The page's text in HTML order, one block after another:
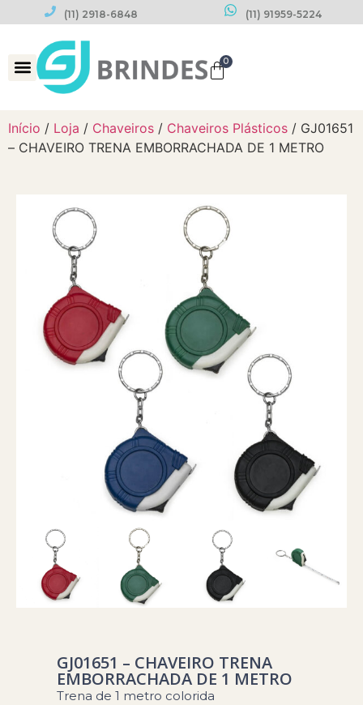
(11) 2918-6848 (11) 91959-5224
0
Início / Loja / Chaveiros / Chaveiros Plásticos / GJ01651
– CHAVEIRO TRENA EMBORRACHADA DE 1 METRO
GJ01651 – CHAVEIRO TRENA
EMBORRACHADA DE 1 METRO
Trena de 1 metro colorida